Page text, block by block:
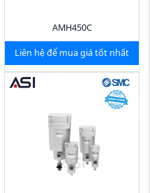
AMH450C
Liên hệ để mua giá tốt nhất